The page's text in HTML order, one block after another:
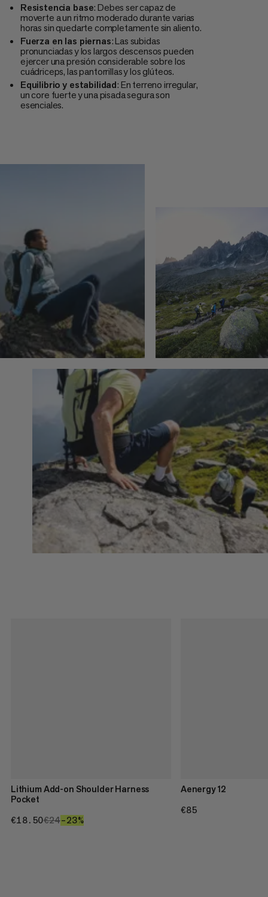
Resistencia base: Debes ser capaz de
moverte a un ritmo moderado durante varias
horas sin quedarte completamente sin aliento.
Fuerza en las piernas: Las subidas
pronunciadas y los largos descensos pueden
ejercer una presión considerable sobre los
cuádriceps, las pantorrillas y los glúteos.
Equilibrio y estabilidad: En terreno irregular,
un core fuerte y una pisada segura son
esenciales.
Lithium Add-on Shoulder Harness
Pocket
€18.50€18.50
€24€24
–23%23%
Aenergy 12
€85